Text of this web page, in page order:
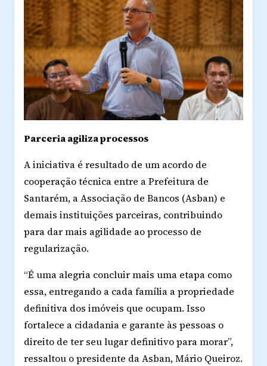
Parceria agiliza processos
A iniciativa é resultado de um acordo de
cooperação técnica entre a Prefeitura de
Santarém, a Associação de Bancos (Asban) e
demais instituições parceiras, contribuindo
para dar mais agilidade ao processo de
regularização.
“É uma alegria concluir mais uma etapa como
essa, entregando a cada família a propriedade
definitiva dos imóveis que ocupam. Isso
fortalece a cidadania e garante às pessoas o
direito de ter seu lugar definitivo para morar”,
ressaltou o presidente da Asban, Mário Queiroz.